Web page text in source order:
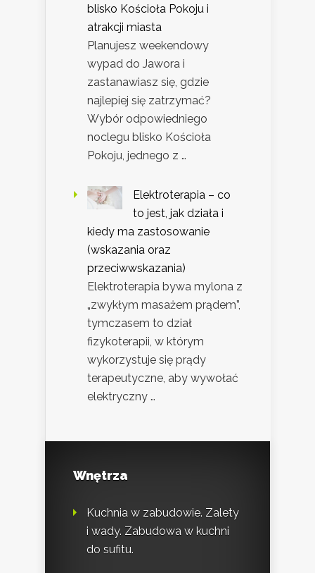
blisko Kościoła Pokoju i
atrakcji miasta
Planujesz weekendowy
wypad do Jawora i
zastanawiasz się, gdzie
najlepiej się zatrzymać?
Wybór odpowiedniego
noclegu blisko Kościoła
Pokoju, jednego z …
Elektroterapia – co
to jest, jak działa i
kiedy ma zastosowanie
(wskazania oraz
przeciwwskazania)
Elektroterapia bywa mylona z
„zwykłym masażem prądem”,
tymczasem to dział
fizykoterapii, w którym
wykorzystuje się prądy
terapeutyczne, aby wywołać
elektryczny …
Wnętrza
Kuchnia w zabudowie. Zalety
i wady. Zabudowa w kuchni
do sufitu.